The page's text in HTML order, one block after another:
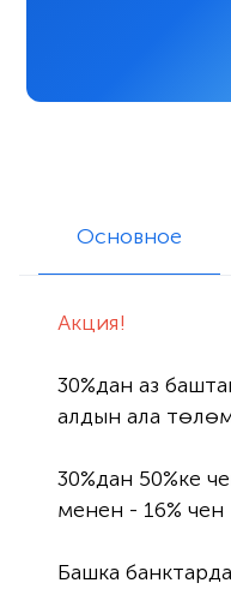
Основное
Акция!
30%дан аз
алдын ала
30%дан 50%ке
менен - ​​16% чен
Башка